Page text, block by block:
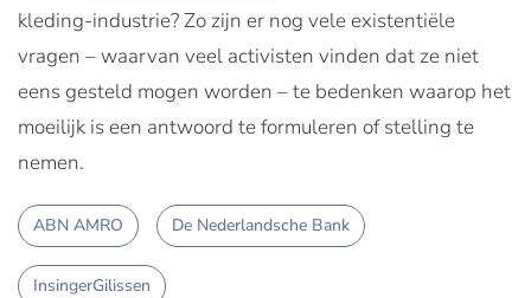
kleding-industrie? Zo zijn er nog vele existentiële
vragen – waarvan veel activisten vinden dat ze niet
eens gesteld mogen worden – te bedenken waarop het
moeilijk is een antwoord te formuleren of stelling te
nemen.
ABN AMRO De Nederlandsche Bank
InsingerGilissen